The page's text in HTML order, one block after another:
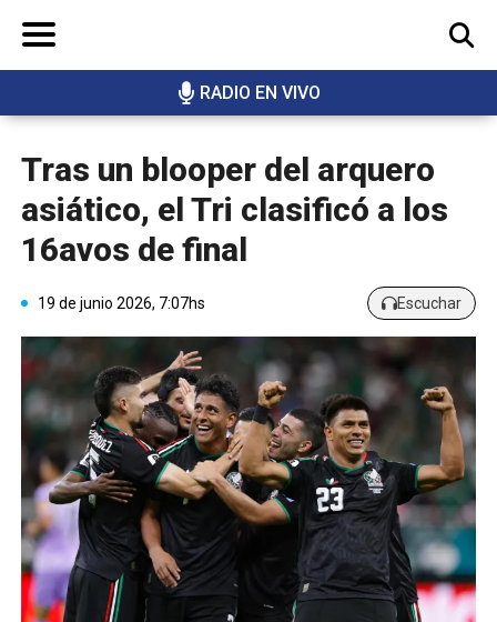
RADIO EN VIVO
BUSCAR
Tras un blooper del arquero
asiático, el Tri clasificó a los
16avos de final
19 de junio 2026, 7:07hs Escuchar